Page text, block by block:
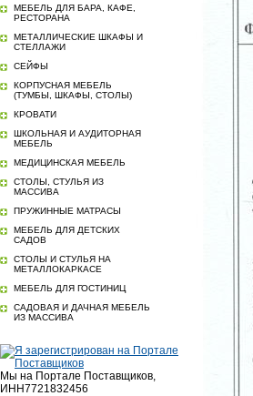
МЕБЕЛЬ ДЛЯ БАРА, КАФЕ,
РЕСТОРАНА
МЕТАЛЛИЧЕСКИЕ ШКАФЫ И
СТЕЛЛАЖИ
СЕЙФЫ
КОРПУСНАЯ МЕБЕЛЬ
(ТУМБЫ, ШКАФЫ, СТОЛЫ)
КРОВАТИ
ШКОЛЬНАЯ И АУДИТОРНАЯ
МЕБЕЛЬ
МЕДИЦИНСКАЯ МЕБЕЛЬ
СТОЛЫ, СТУЛЬЯ ИЗ
МАССИВА
ПРУЖИННЫЕ МАТРАСЫ
МЕБЕЛЬ ДЛЯ ДЕТСКИХ
САДОВ
СТОЛЫ И СТУЛЬЯ НА
МЕТАЛЛОКАРКАСЕ
МЕБЕЛЬ ДЛЯ ГОСТИНИЦ
САДОВАЯ И ДАЧНАЯ МЕБЕЛЬ
ИЗ МАССИВА
Мы на Портале Поставщиков,
ИНН7721832456